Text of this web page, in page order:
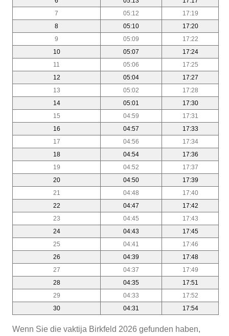
7
05:12
17:19
8
05:10
17:20
9
05:09
17:22
10
05:07
17:24
11
05:06
17:25
12
05:04
17:27
13
05:02
17:28
14
05:01
17:30
15
04:59
17:31
16
04:57
17:33
17
04:56
17:34
18
04:54
17:36
19
04:52
17:37
20
04:50
17:39
21
04:48
17:40
22
04:47
17:42
23
04:45
17:43
24
04:43
17:45
25
04:41
17:46
26
04:39
17:48
27
04:37
17:49
28
04:35
17:51
29
04:33
17:52
30
04:31 17:54
Wenn Sie die vaktija Birkfeld 2026 gefunden haben,